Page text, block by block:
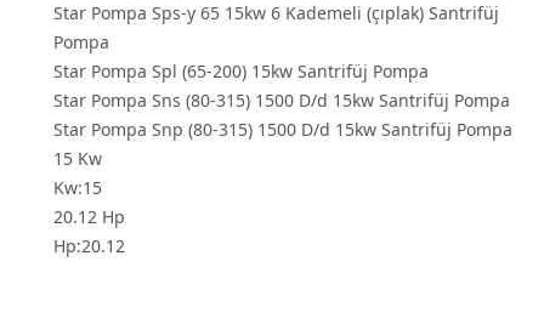
Star Pompa Sps-y 65 15kw 6 Kademeli (çıplak) Santrifüj
Pompa
Star Pompa Spl (65-200) 15kw Santrifüj Pompa
Star Pompa Sns (80-315) 1500 D/d 15kw Santrifüj Pompa
Star Pompa Snp (80-315) 1500 D/d 15kw Santrifüj Pompa
15 Kw
Kw:15
20.12 Hp
Hp:20.12